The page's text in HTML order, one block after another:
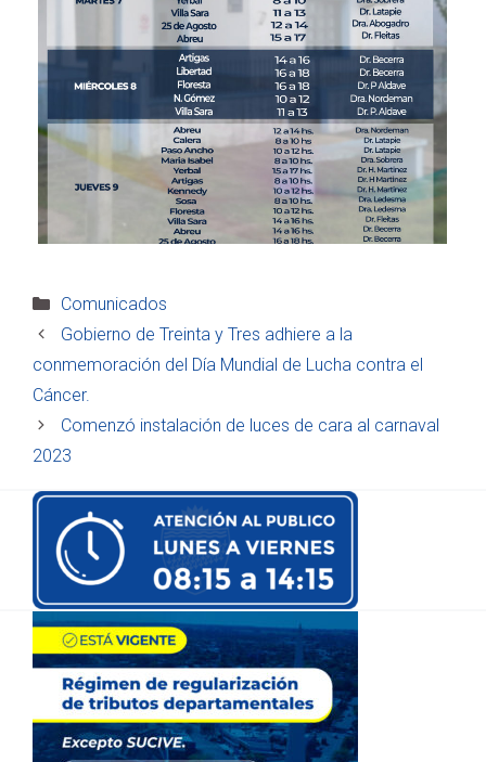
Categorías
Comunicados
Gobierno de Treinta y Tres adhiere a la
conmemoración del Día Mundial de Lucha contra el
Cáncer.
Comenzó instalación de luces de cara al carnaval
2023